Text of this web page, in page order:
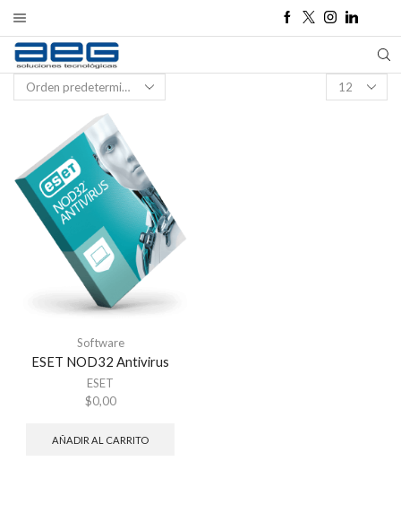
Products
per
Software
ESET NOD32 Antivirus
ESET
$0,00
AÑADIR AL CARRITO